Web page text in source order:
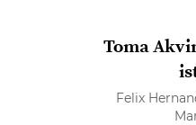
Toma
Felix